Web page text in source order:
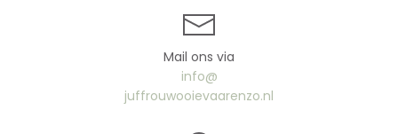
Mail ons via
info@
juffrouwooievaarenzo.nl